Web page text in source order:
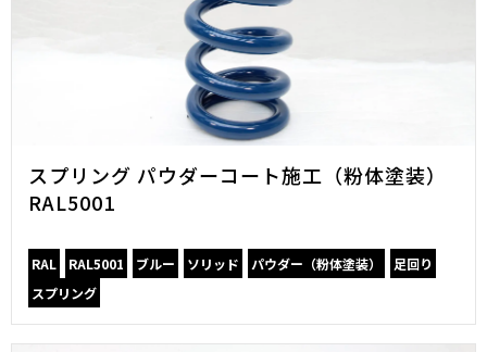
スプリング パウダーコート施工（粉体塗装）
RAL5001
RAL RAL5001 ブルー ソリッド パウダー（粉体塗装）
足回り
スプリング